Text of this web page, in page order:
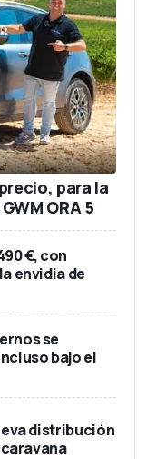
l
euros
para la
ORA 5
€, con
envidia de
se
bajo el
distribución